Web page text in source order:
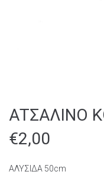
ΑΤΣΑΛΙΝΟ
€2,00
ΑΛΥΣΙΔΑ 50cm